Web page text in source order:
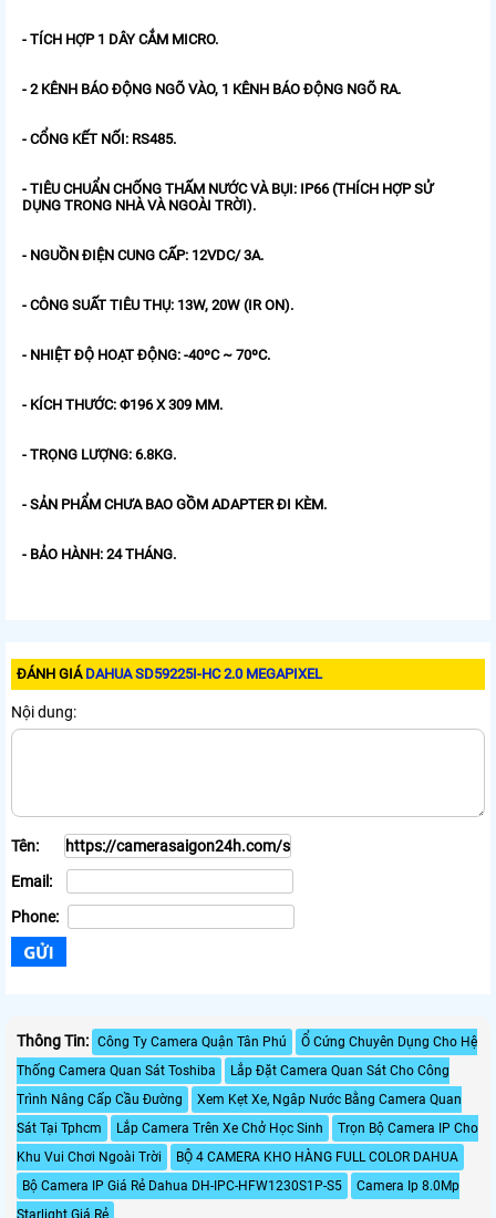
- TÍCH HỢP 1 DÂY CẮM MICRO.
- 2 KÊNH BÁO ĐỘNG NGÕ VÀO, 1 KÊNH BÁO ĐỘNG NGÕ RA.
- CỔNG KẾT NỐI: RS485.
- TIÊU CHUẨN CHỐNG THẤM NƯỚC VÀ BỤI: IP66 (THÍCH HỢP SỬ
DỤNG TRONG NHÀ VÀ NGOÀI TRỜI).
- NGUỒN ĐIỆN CUNG CẤP: 12VDC/ 3A.
- CÔNG SUẤT TIÊU THỤ: 13W, 20W (IR ON).
- NHIỆT ĐỘ HOẠT ĐỘNG: -40ºC ~ 70ºC.
- KÍCH THƯỚC: Φ196 X 309 MM.
- TRỌNG LƯỢNG: 6.8KG.
- SẢN PHẨM CHƯA BAO GỒM ADAPTER ĐI KÈM.
- BẢO HÀNH: 24 THÁNG.
ĐÁNH GIÁ DAHUA SD59225I-HC 2.0 MEGAPIXEL
Nội dung:
Tên:
Email:
Phone:
Thông Tin: Công Ty Camera Quận Tân Phú
Ổ Cứng Chuyên Dụng Cho Hệ
Thống Camera Quan Sát Toshiba
Lắp Đặt Camera Quan Sát Cho Công
Trình Nâng Cấp Cầu Đường
Xem Kẹt Xe, Ngâp Nước Bằng Camera Quan
Sát Tại Tphcm
Lắp Camera Trên Xe Chở Học Sinh
Trọn Bộ Camera IP Cho
Khu Vui Chơi Ngoài Trời
BỘ 4 CAMERA KHO HÀNG FULL COLOR DAHUA
Bộ Camera IP Giá Rẻ Dahua DH-IPC-HFW1230S1P-S5
Camera Ip 8.0Mp
Starlight Giá Rẻ